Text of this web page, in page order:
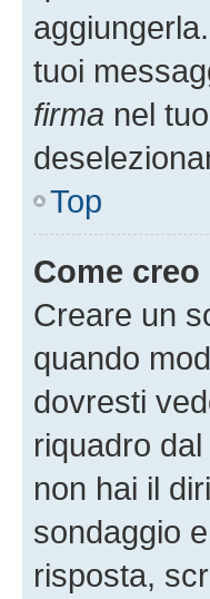
tuoi
firma nel
Top
Come
Creare un
quando
dovresti
riquadro
non hai il
sondaggio
risposta,